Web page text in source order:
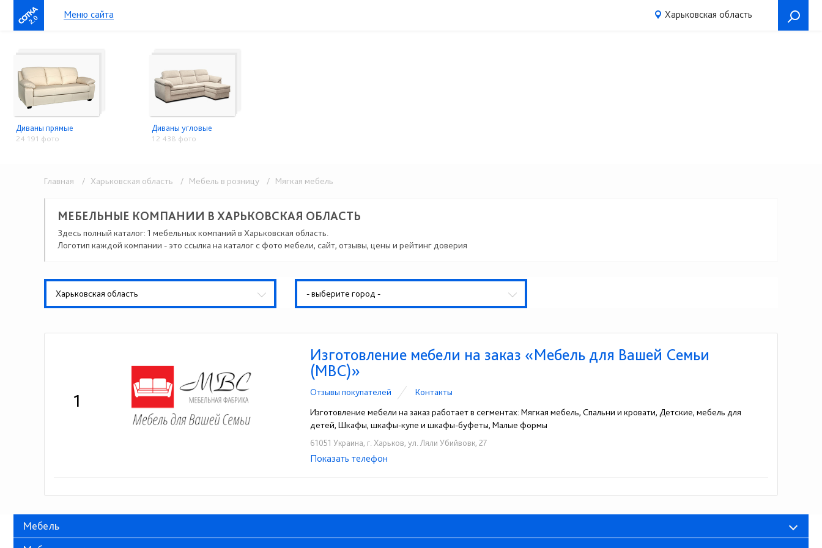
2.0 Меню сайта Харьковская область
Диваны прямые
24 191 фото
Диваны угловые
12 438 фото
Главная / Харьковская область / Мебель в розницу / Мягкая мебель
МЕБЕЛЬНЫЕ КОМПАНИИ В ХАРЬКОВСКАЯ ОБЛАСТЬ
Здесь полный каталог: 1 мебельных компаний в Харьковская область.
Логотип каждой компании - это ссылка на каталог с фото мебели, сайт, отзывы, цены и рейтинг доверия
Харьковская область - выберите город -
1
Изготовление мебели на заказ «Мебель для Вашей Семьи
(МВС)»
Отзывы покупателей
Контакты
Изготовление мебели на заказ работает в сегментах: Мягкая мебель, Спальни и кровати, Детские, мебель для
детей, Шкафы, шкафы-купе и шкафы-буфеты, Малые формы
61051 Украина, г. Харьков, ул. Ляли Убийвовк, 27
☎+38 (057) 632-07-61
Показать телефон
Мебель